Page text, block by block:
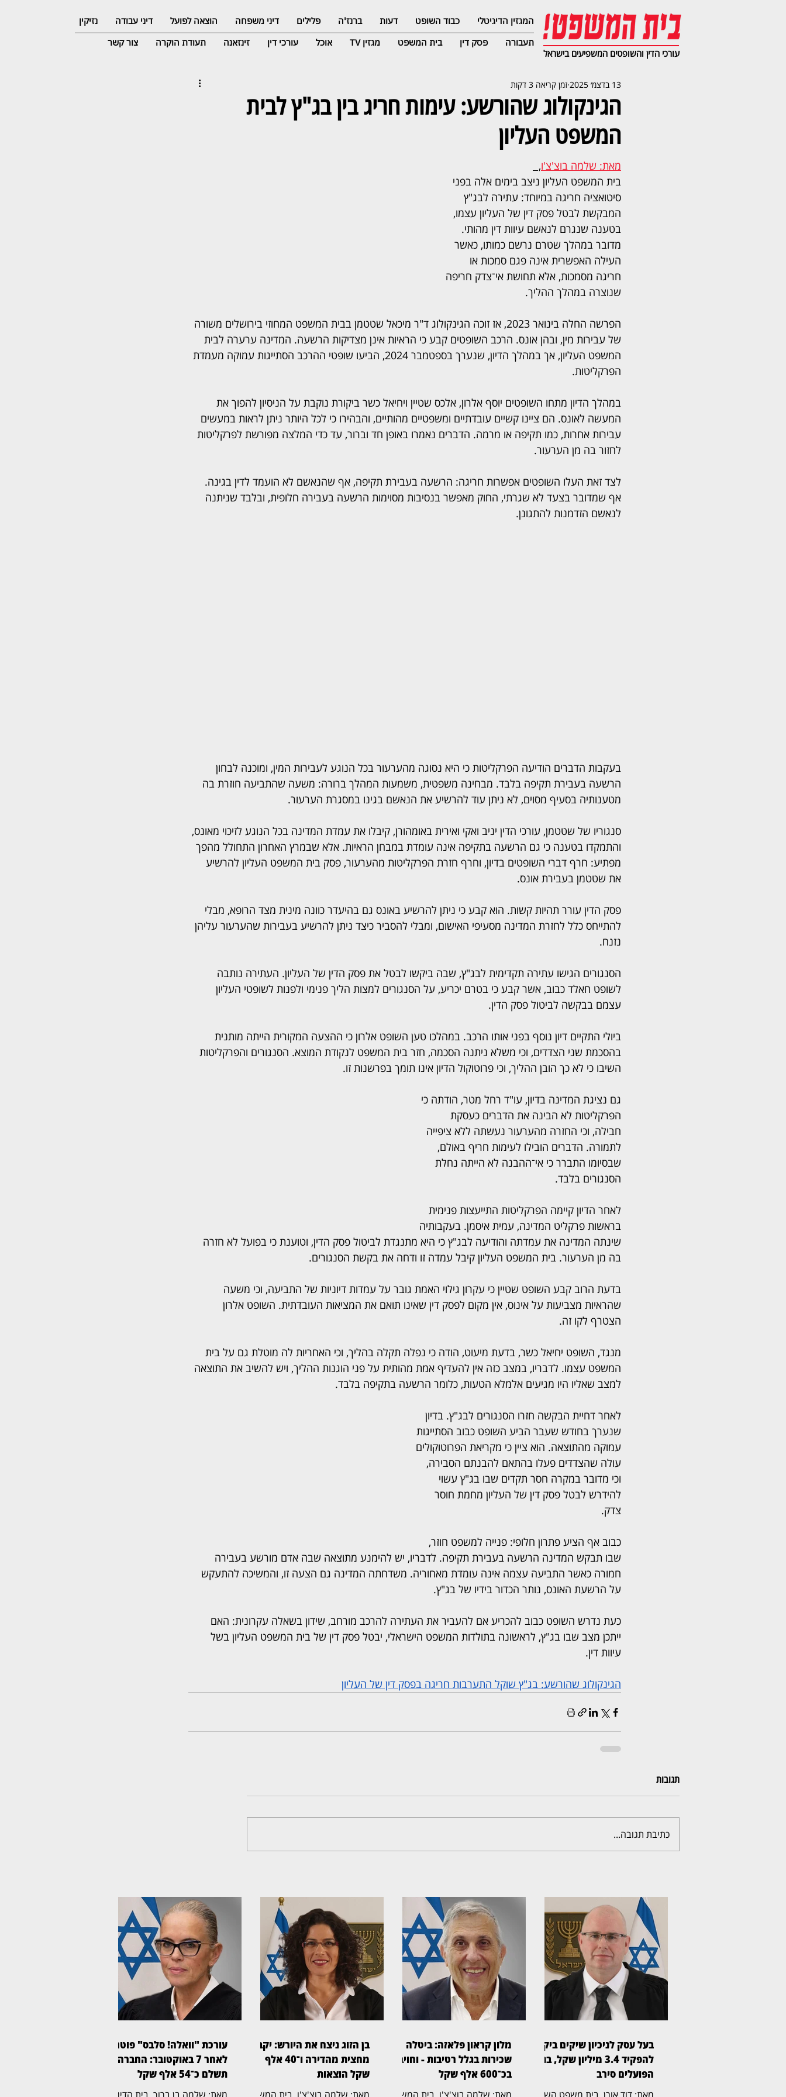
המגזין הדיגיטלי כבוד השופט דעות ברנז'ה פלילים דיני משפחה הוצאה לפועל דיני עבודה
נזיקין
תעבורה
פסק דין בית המשפט מגזין TV אוכל עורכי דין זינזאנה תעודת הוקרה צור קשר
עורכי הדין והשופטים המשפיעים בישראל
הגינקולוג שהורשע: עימות חריג בין בג"ץ לבית
המשפט העליון
13 בדצמ׳ 2025 זמן קריאה 3 דקות
מאת: שלמה בוצ'צ'ו,
בית המשפט העליון ניצב בימים אלה בפני
סיטואציה חריגה במיוחד: עתירה לבג"ץ
המבקשת לבטל פסק דין של העליון עצמו,
בטענה שנגרם לנאשם עיוות דין מהותי.
מדובר במהלך שטרם נרשם כמותו, כאשר
העילה האפשרית אינה פגם סמכות או
חריגה מסמכות, אלא תחושת אי־צדק חריפה
שנוצרה במהלך ההליך.
הפרשה החלה בינואר 2023, אז זוכה הגינקולוג ד"ר מיכאל שטטמן בבית המשפט המחוזי בירושלים משורה
של עבירות מין, ובהן אונס. הרכב השופטים קבע כי הראיות אינן מצדיקות הרשעה. המדינה ערערה לבית
המשפט העליון, אך במהלך הדיון, שנערך בספטמבר 2024, הביעו שופטי ההרכב הסתייגות עמוקה מעמדת
הפרקליטות.
במהלך הדיון מתחו השופטים יוסף אלרון, אלכס שטיין ויחיאל כשר ביקורת נוקבת על הניסיון להפוך את
המעשה לאונס. הם ציינו קשיים עובדתיים ומשפטיים מהותיים, והבהירו כי לכל היותר ניתן לראות במעשים
עבירות אחרות, כמו תקיפה או מרמה. הדברים נאמרו באופן חד וברור, עד כדי המלצה מפורשת לפרקליטות
לחזור בה מן הערעור.
לצד זאת העלו השופטים אפשרות חריגה: הרשעה בעבירת תקיפה, אף שהנאשם לא הועמד לדין בגינה.
אף שמדובר בצעד לא שגרתי, החוק מאפשר בנסיבות מסוימות הרשעה בעבירה חלופית, ובלבד שניתנה
לנאשם הזדמנות להתגונן.
בעקבות הדברים הודיעה הפרקליטות כי היא נסוגה מהערעור בכל הנוגע לעבירות המין, ומוכנה לבחון
הרשעה בעבירת תקיפה בלבד. מבחינה משפטית, משמעות המהלך ברורה: משעה שהתביעה חוזרת בה
מטענותיה בסעיף מסוים, לא ניתן עוד להרשיע את הנאשם בגינו במסגרת הערעור.
סנגוריו של שטטמן, עורכי הדין יניב ואקי ואירית באומהורן, קיבלו את עמדת המדינה בכל הנוגע לזיכוי מאונס,
והתמקדו בטענה כי גם הרשעה בתקיפה אינה עומדת במבחן הראיות. אלא שבמרץ האחרון התחולל מהפך
מפתיע: חרף דברי השופטים בדיון, וחרף חזרת הפרקליטות מהערעור, פסק בית המשפט העליון להרשיע
את שטטמן בעבירת אונס.
פסק הדין עורר תהיות קשות. הוא קבע כי ניתן להרשיע באונס גם בהיעדר כוונה מינית מצד הרופא, מבלי
להתייחס כלל לחזרת המדינה מסעיפי האישום, ומבלי להסביר כיצד ניתן להרשיע בעבירות שהערעור עליהן
נזנח.
הסנגורים הגישו עתירה תקדימית לבג"ץ, שבה ביקשו לבטל את פסק הדין של העליון. העתירה נותבה
לשופט חאלד כבוב, אשר קבע כי בטרם יכריע, על הסנגורים למצות הליך פנימי ולפנות לשופטי העליון
עצמם בבקשה לביטול פסק הדין.
ביולי התקיים דיון נוסף בפני אותו הרכב. במהלכו טען השופט אלרון כי ההצעה המקורית הייתה מותנית
בהסכמת שני הצדדים, וכי משלא ניתנה הסכמה, חזר בית המשפט לנקודת המוצא. הסנגורים והפרקליטות
השיבו כי לא כך הובן ההליך, וכי פרוטוקול הדיון אינו תומך בפרשנות זו.
גם נציגת המדינה בדיון, עו"ד רחל מטר, הודתה כי
הפרקליטות לא הבינה את הדברים כעסקת
חבילה, וכי החזרה מהערעור נעשתה ללא ציפייה
לתמורה. הדברים הובילו לעימות חריף באולם,
שבסיומו התברר כי אי־ההבנה לא הייתה נחלת
הסנגורים בלבד.
לאחר הדיון קיימה הפרקליטות התייעצות פנימית
בראשות פרקליט המדינה, עמית איסמן. בעקבותיה
שינתה המדינה את עמדתה והודיעה לבג"ץ כי היא מתנגדת לביטול פסק הדין, וטוענת כי בפועל לא חזרה
בה מן הערעור. בית המשפט העליון קיבל עמדה זו ודחה את בקשת הסנגורים.
בדעת הרוב קבע השופט שטיין כי עקרון גילוי האמת גובר על עמדות דיוניות של התביעה, וכי משעה
שהראיות מצביעות על אינוס, אין מקום לפסק דין שאינו תואם את המציאות העובדתית. השופט אלרון
הצטרף לקו זה.
מנגד, השופט יחיאל כשר, בדעת מיעוט, הודה כי נפלה תקלה בהליך, וכי האחריות לה מוטלת גם על בית
המשפט עצמו. לדבריו, במצב כזה אין להעדיף אמת מהותית על פני הוגנות ההליך, ויש להשיב את התוצאה
למצב שאליו היו מגיעים אלמלא הטעות, כלומר הרשעה בתקיפה בלבד.
לאחר דחיית הבקשה חזרו הסנגורים לבג"ץ. בדיון
שנערך בחודש שעבר הביע השופט כבוב הסתייגות
עמוקה מהתוצאה. הוא ציין כי מקריאת הפרוטוקולים
עולה שהצדדים פעלו בהתאם להבנתם הסבירה,
וכי מדובר במקרה חסר תקדים שבו בג"ץ עשוי
להידרש לבטל פסק דין של העליון מחמת חוסר
צדק.
כבוב אף הציע פתרון חלופי: פנייה למשפט חוזר,
שבו תבקש המדינה הרשעה בעבירת תקיפה. לדבריו, יש להימנע מתוצאה שבה אדם מורשע בעבירה
חמורה כאשר התביעה עצמה אינה עומדת מאחוריה. משדחתה המדינה גם הצעה זו, והמשיכה להתעקש
על הרשעת האונס, נותר הכדור בידיו של בג"ץ.
כעת נדרש השופט כבוב להכריע אם להעביר את העתירה להרכב מורחב, שידון בשאלה עקרונית: האם
ייתכן מצב שבו בג"ץ, לראשונה בתולדות המשפט הישראלי, יבטל פסק דין של בית המשפט העליון בשל
עיוות דין.
הגינקולוג שהורשע: בג"ץ שוקל התערבות חריגה בפסק דין של העליון
תגובות
כתיבת תגובה...
בעל עסק לניכיון שיקים ביקש
להפקיד 3.4 מיליון שקל, בנק
הפועלים סירב
מלון קראון פלאזה: ביטלה
שכירות בגלל רטיבות - וחויבה
בכ־600 אלף שקל
בן הזוג ניצח את היורש: יקבל
מחצית מהדירה ו־40 אלף
שקל הוצאות
עורכת "וואלה! סלבס" פוטרה
לאחר 7 באוקטובר: החברה
תשלם כ־54 אלף שקל